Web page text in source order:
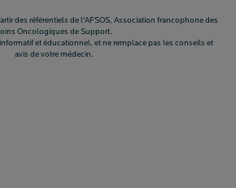
des référentiels de l'AFSOS, Association francophone des
Oncologiques de Support.
et éducationnel, et ne remplace pas les conseils et
avis de votre médecin.